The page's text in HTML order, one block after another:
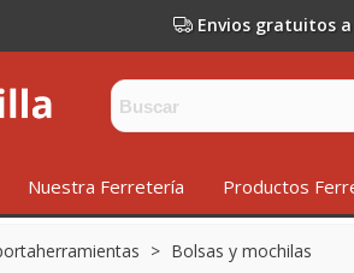
Envios gratuitos
Nuestra Ferretería Productos
> Bolsas y mochilas